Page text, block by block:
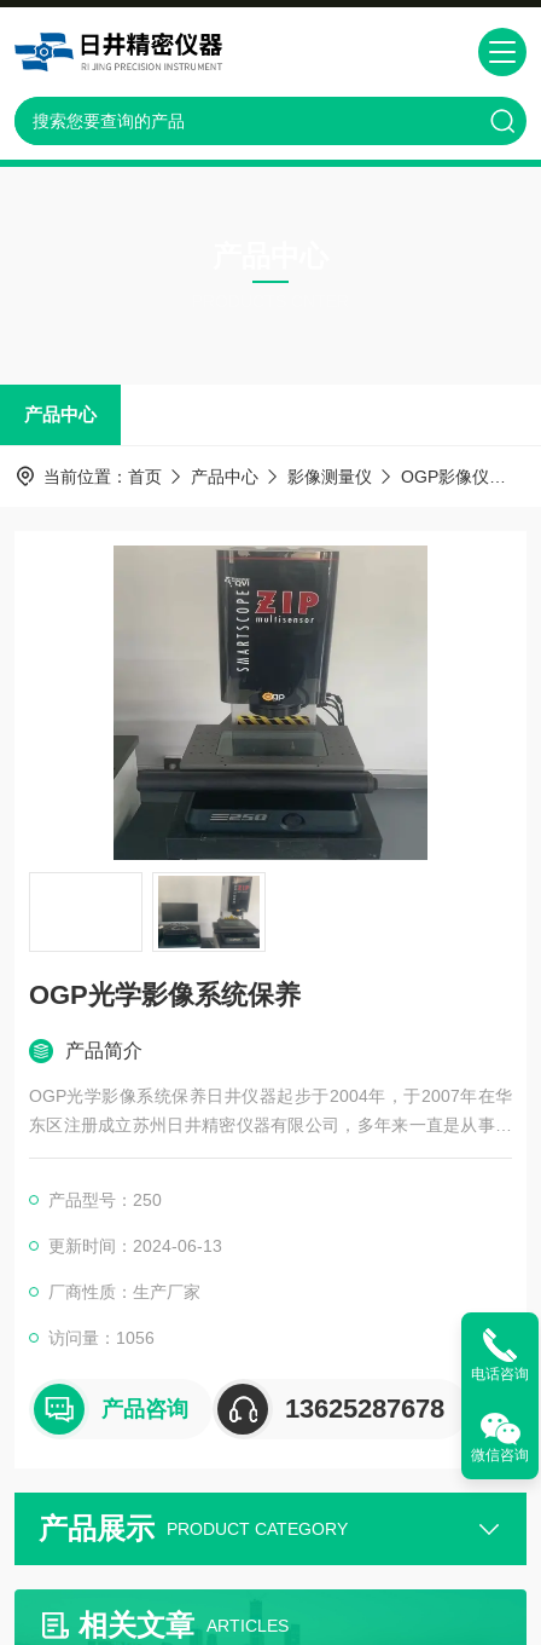
产品中心
当前位置： 首页 产品中心 影像测量仪 OGP影像仪
OGP光学影像系统保养
产品简介
OGP光学影像系统保养日井仪器起步于2004年，于2007年在华
东区注册成立苏州日井精密仪器有限公司，多年来一直是从事精
密量测仪器销售及配套售后维修服务为一体的精密仪器公司。
公司主要销售：影像测量仪，二次元，三次元，三次元，光泽度
计，日本三丰影像测量仪，日本三丰二次元，日本三丰三次元三
产品型号：250
更新时间：2024-06-13
厂商性质：生产厂家
访问量：1056
产品咨询 13625287678
产品展示 PRODUCT CATEGORY
相关文章 ARTICLES
电话咨询
微信咨询